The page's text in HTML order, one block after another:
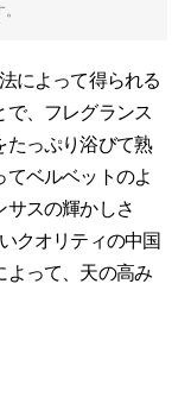
によって得られる
で、フレグランス
たっぷり浴びて熟
てベルベットのよ
サスの輝かしさ
クオリティの中国
よって、天の高み